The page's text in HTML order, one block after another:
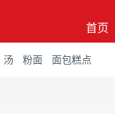
首页
汤 粉面 面包糕点